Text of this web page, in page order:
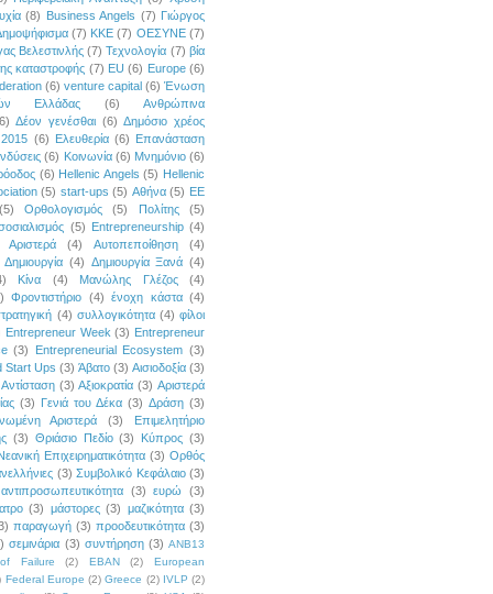
(8) Business Angels (7) Γιώργος
(7) ΚΚΕ (7) ΟΕΣΥΝΕ (7)
Βελεστινλής (7) Τεχνολογία (7) βία
καταστροφής (7) EU (6) Europe (6)
(6) venture capital (6) Ένωση
Ελλάδας
(6)
Ανθρώπινα
Δέον γενέσθαι (6) Δημόσιο χρέος
(6) Ελευθερία (6) Επανάσταση
(6) Κοινωνία (6) Μνημόνιο (6)
(6) Hellenic Angels (5) Hellenic
(5) start-ups (5) Αθήνα (5) ΕΕ
(5) Ορθολογισμός (5) Πολίτης
(5)
(5) Entrepreneurship (4)
Αριστερά (4) Αυτοπεποίθηση
(4)
Δημιουργία (4) Δημιουργία Ξανά (4)
Κίνα (4) Μανώλης Γλέζος
(4)
Φροντιστήριο (4) ένοχη κάστα (4)
(4) συλλογικότητα (4) φίλοι
Entrepreneur Week (3) Entrepreneur
(3) Entrepreneurial Ecosystem (3)
Start Ups (3) Άβατο (3) Αισιοδοξία (3)
Αντίσταση (3) Αξιοκρατία (3) Αριστερά
(3) Γενιά του Δέκα (3) Δράση (3)
Αριστερά (3)
Επιμελητήριο
(3) Θριάσιο Πεδίο (3) Κύπρος (3)
Επιχειρηματικότητα (3) Ορθός
(3) Συμβολικό Κεφάλαιο (3)
αντιπροσωπευτικότητα (3) ευρώ
(3)
(3) μάστορες (3) μαζικότητα (3)
παραγωγή (3) προοδευτικότητα (3)
σεμινάρια (3) συντήρηση (3) ANB13
Failure (2) EBAN (2)
European
Federal Europe (2) Greece (2) IVLP (2)